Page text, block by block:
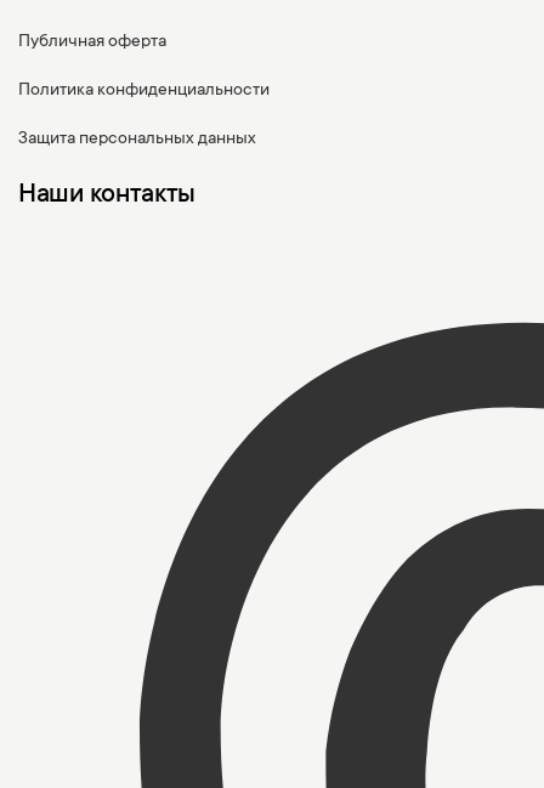
Публичная оферта
Политика конфиденциальности
Защита персональных данных
Наши контакты